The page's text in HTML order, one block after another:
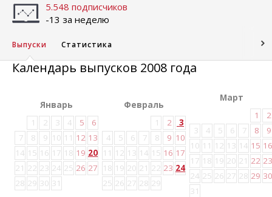
5.548 подписчиков
-13 за неделю
Выпуски Статистика
Календарь выпусков 2008 года
Январь
1
2 3 4 5
6
7
8 9 10 11 12 13
14 15 16 17 18 19 20
21 22 23 24 25 26 27
28 29 30 31
Февраль
1
2
3
4
5 6 7 8 9 10
11 12 13 14 15 16 17
18 19 20 21 22 23 24
25 26 27 28 29
Март
1
2
3
4 5 6 7 8
9
10 11 12 13 14 15 16
17 18 19 20 21 22 23
24 25 26 27 28 29 30
31